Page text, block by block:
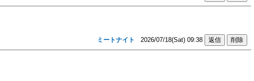
ミートナイト
2026/07/18(Sat) 09:38